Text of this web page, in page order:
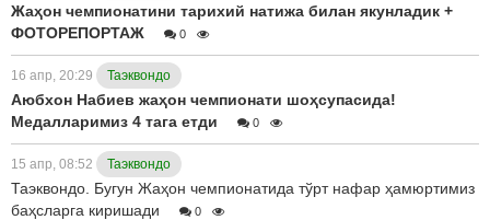
Жаҳон чемпионатини тарихий натижа билан якунладик +
ФОТОРЕПОРТАЖ
0
16 апр, 20:29 Таэквондо
Аюбхон Набиев жаҳон чемпионати шоҳсупасида!
Медалларимиз 4 тага етди
0
15 апр, 08:52 Таэквондо
Таэквондо. Бугун Жаҳон чемпионатида тўрт нафар ҳамюртимиз
баҳсларга киришади
0